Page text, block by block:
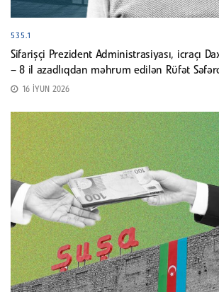
535.1
Sifarişçi Prezident Administrasiyası, icraçı
– 8 il azadlıqdan məhrum edilən Rüfət
16 İYUN 2026